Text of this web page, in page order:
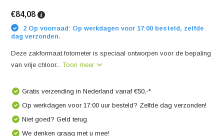
€84,08
2 Op voorraad: Op werkdagen voor 17:00 besteld, zelfde
dag verzonden.
Deze zakformaat fotometer is speciaal ontworpen voor de bepaling
van vrije chloor...Toon meer
Gratis verzending in Nederland vanaf €50,-*
Op werkdagen voor 17:00 uur besteld? Zelfde dag verzonden!
Niet goed? Geld terug
We denken graag met u mee!